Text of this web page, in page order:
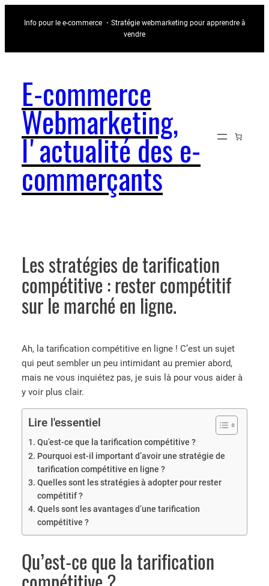
Info pour le e-commerce ・Stratégie webmarketing pour apprendre à
vendre
E-commerce
Webmarketing,
l'actualité des e-
commerçants
Les stratégies de tarification
compétitive : rester compétitif
sur le marché en ligne.
Ah, la tarification compétitive en ligne ! C’est un sujet
qui peut sembler un peu intimidant au premier abord,
mais ne vous inquiétez pas, je suis là pour vous aider à
y voir plus clair.
Lire l'essentiel
Qu’est-ce que la tarification compétitive ?
Pourquoi est-il important d’avoir une stratégie de
tarification compétitive en ligne ?
Quelles sont les stratégies à adopter pour rester
compétitif ?
Quels sont les avantages d’une tarification
compétitive ?
Qu’est-ce que la tarification